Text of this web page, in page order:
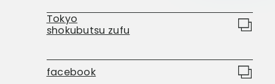
Tokyo
shokubutsu zufu
facebook